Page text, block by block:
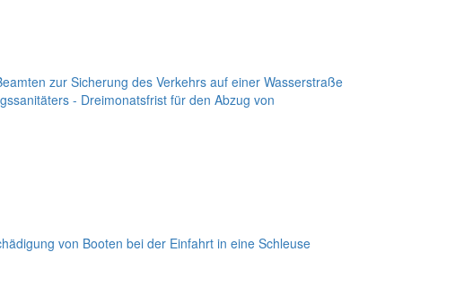
zur Sicherung des Verkehrs auf einer Wasserstraße
- Dreimonatsfrist für den Abzug von
von Booten bei der Einfahrt in eine Schleuse